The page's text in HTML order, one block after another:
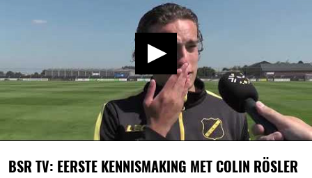
BSR TV: EERSTE KENNISMAKING MET COLIN RÖSLER